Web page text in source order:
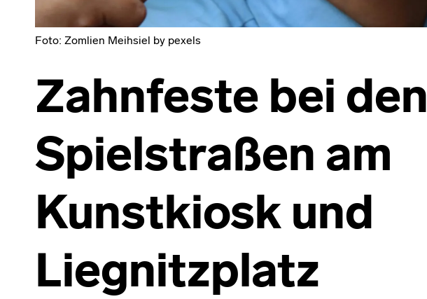
Foto: Zomlien Meihsiel by pexels
Zahnfeste bei den
Spielstraßen am
Kunstkiosk und
Liegnitzplatz